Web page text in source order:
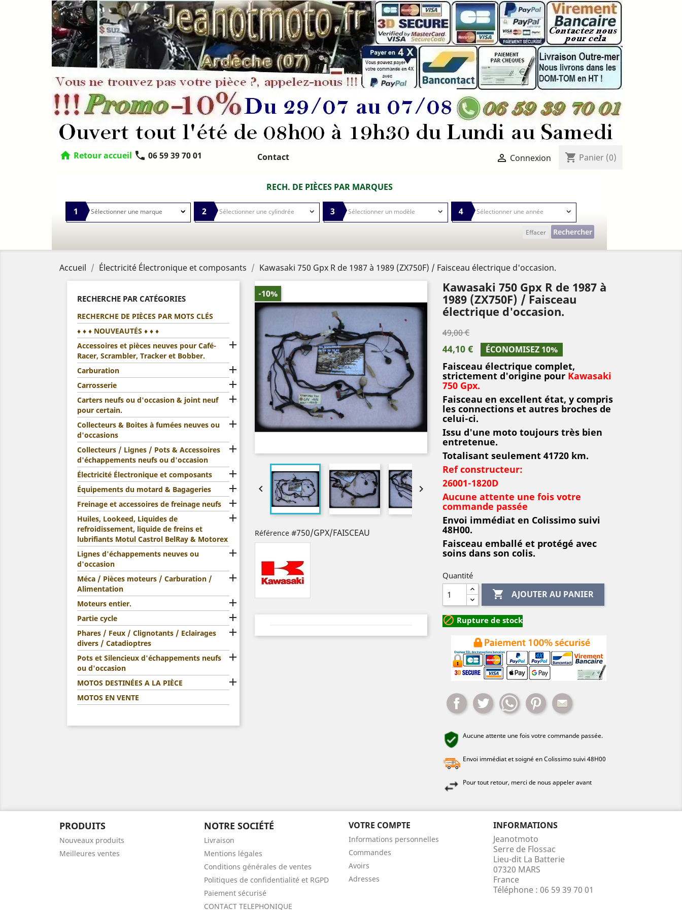
home Retour accueil phone 06 59 39 70 01 Contact  Connexion shopping_cart Panier (0)
RECH. DE PIÈCES PAR MARQUES
1 2 3 4
Effacer Rechercher
Accueil Électricité Électronique et composants Kawasaki 750 Gpx R de 1987 à 1989 (ZX750F) / Faisceau électrique d'occasion.
RECHERCHE PAR CATÉGORIES
RECHERCHE DE PIÈCES PAR MOTS CLÉS
♦ ♦ ♦ NOUVEAUTÉS ♦ ♦ ♦
Accessoires et pièces neuves pour Café-
Racer, Scrambler, Tracker et Bobber.

Carburation 
Carrosserie 
Carters neufs ou d'occasion & joint neuf
pour certain.

Collecteurs & Boites à fumées neuves ou
d'occasions

Collecteurs / Lignes / Pots & Accessoires
d'échappements neufs ou d'occasion

Électricité Électronique et composants 
Équipements du motard & Bagageries 
Freinage et accessoires de freinage neufs 
Huiles, Lookeed, Liquides de
refroidissement, liquide de freins et
lubrifiants Motul Castrol BelRay & Motorex

Lignes d'échappements neuves ou
d'occasion

Méca / Pièces moteurs / Carburation /
Alimentation

Moteurs entier. 
Partie cycle 
Phares / Feux / Clignotants / Eclairages
divers / Catadioptres

Pots et Silencieux d'échappements neufs
ou d'occasion

MOTOS DESTINÉES A LA PIÈCE 
MOTOS EN VENTE
-10%
 
Référence #750/GPX/FAISCEAU
Kawasaki 750 Gpx R de 1987 à
1989 (ZX750F) / Faisceau
électrique d'occasion.
49,00 €
44,10 € ÉCONOMISEZ 10%
Faisceau électrique complet,
strictement d'origine pour Kawasaki
750 Gpx.
Faisceau en excellent état, y compris
les connections et autres broches de
celui-ci.
Issu d'une moto toujours très bien
entretenue.
Totalisant seulement 41720 km.
Ref constructeur:
26001-1820D
Aucune attente une fois votre
commande passée
Envoi immédiat en Colissimo suivi
48H00.
Faisceau emballé et protégé avec
soins dans son colis.
Quantité
 AJOUTER AU PANIER
 Rupture de stock
PartagerTweet WhatsappPinterestMail
Aucune attente une fois votre commande passée.
Envoi immédiat et soigné en Colissimo suivi 48H00
Pour tout retour, merci de nous appeler avant
PRODUITS
Nouveaux produits
Meilleures ventes
NOTRE SOCIÉTÉ
Livraison
Mentions légales
Conditions générales de ventes
Politiques de confidentialité et RGPD
Paiement sécurisé
CONTACT TELEPHONIQUE
VOTRE COMPTE
Informations personnelles
Commandes
Avoirs
Adresses
INFORMATIONS
Jeanotmoto
Serre de Flossac
Lieu-dit La Batterie
07320 MARS
France
Téléphone : 06 59 39 70 01